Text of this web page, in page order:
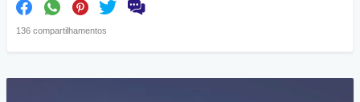
136 compartilhamentos